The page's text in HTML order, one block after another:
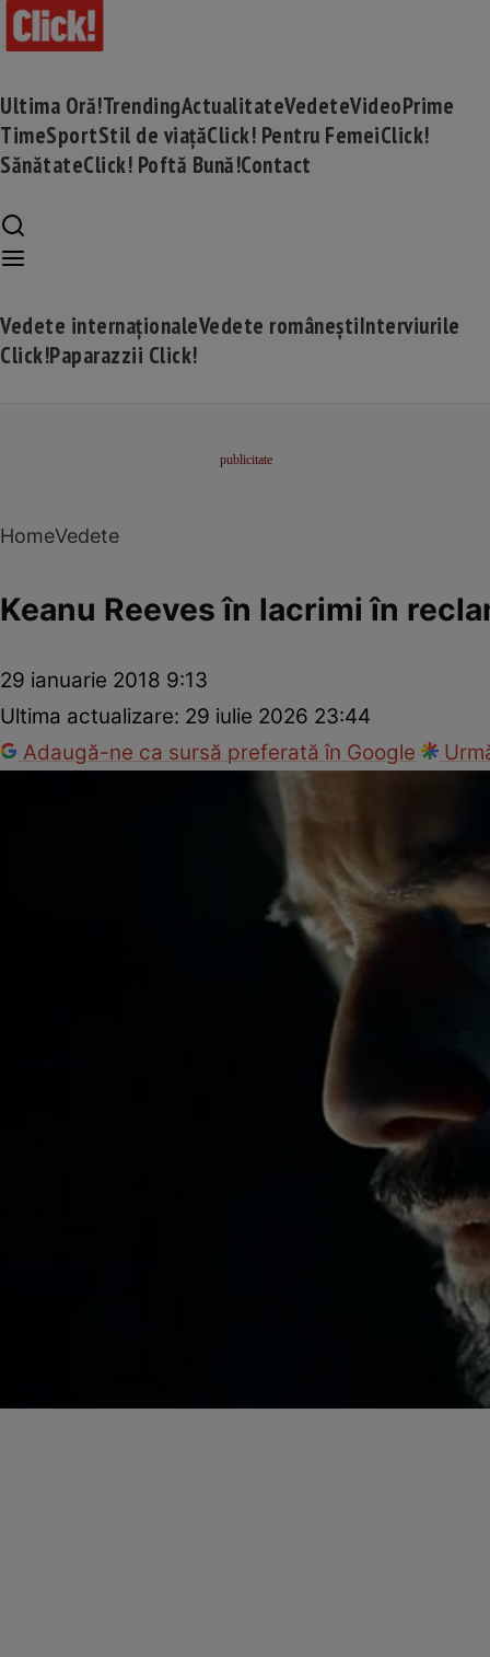
Ultima Oră!TrendingActualitateVedeteVideoPrime
TimeSportStil de viațăClick! Pentru FemeiClick!
SănătateClick! Poftă Bună!Contact
Vedete internaționaleVedete româneștiInterviurile
Click!Paparazzii Click!
HomeVedete
Keanu Reeves în lacrimi în
29 ianuarie 2018 9:13
Ultima actualizare: 29 iulie 2026 23:44
Adaugă-ne ca sursă preferată în Google